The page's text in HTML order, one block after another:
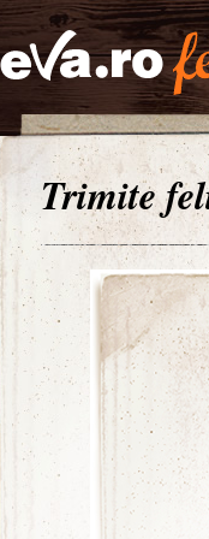
Trimite